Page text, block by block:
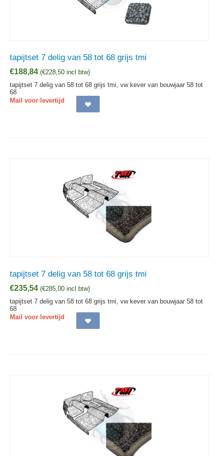
tapijtset 7 delig van 58 tot 68 grijs tmi
€188,84 (€228,50 incl btw)
tapijtset 7 delig van 58 tot 68 grijs tmi, vw kever van bouwjaar 58 tot
68
Mail voor levertijd
tapijtset 7 delig van 58 tot 68 grijs tmi
€235,54 (€285,00 incl btw)
tapijtset 7 delig van 58 tot 68 grijs tmi, vw kever van bouwjaar 58 tot
68
Mail voor levertijd